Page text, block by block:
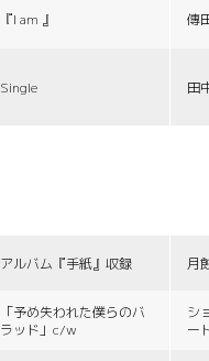
『I am 』 傳
Single 田
アルバム『手紙』収録 月
「予め失われた僕らのバ
ラッド」c/w
シ
ー